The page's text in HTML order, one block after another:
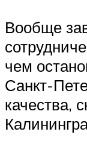
Вообще
чем
Санкт-
качества,